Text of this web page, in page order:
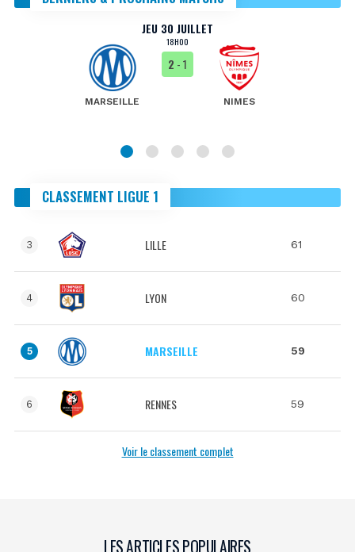
JEU 30 JUILLET
18H00
MARSEILLE
2 - 1
NIMES
CLASSEMENT LIGUE 1
3 LILLE 61
4 LYON 60
5 MARSEILLE 59
6 RENNES 59
Voir le classement complet
LES ARTICLES POPULAIRES